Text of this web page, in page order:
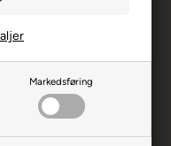
Markedsføring
Munchen
er en sport for voksne.
bør ikke spille uden